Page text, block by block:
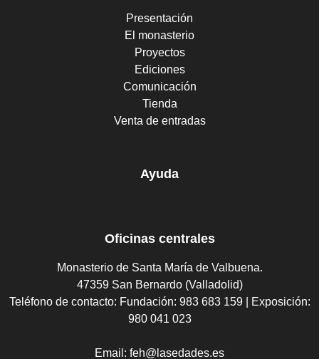
Presentación
El monasterio
Proyectos
Ediciones
Comunicación
Tienda
Venta de entradas
Ayuda
Oficinas centrales
Monasterio de Santa María de Valbuena.
47359 San Bernardo (Valladolid)
Teléfono de contacto: Fundación: 983 683 159 | Exposición:
980 041 023
Email: feh@lasedades.es